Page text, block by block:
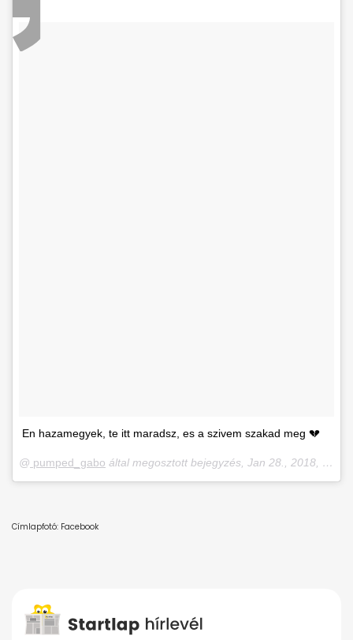
En hazamegyek, te itt maradsz, es a szivem szakad meg 💔
@ pumped_gabo által megosztott bejegyzés, Jan 28., 2018, időpont: 11:56 (PST időzóna szerint)
Címlapfotó: Facebook